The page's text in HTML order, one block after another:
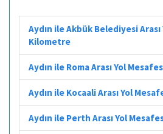
Aydın ile Akbük Belediyesi
Kilometre
Aydın ile Roma Arası Yol
Aydın ile Kocaali Arası Yol
Aydın ile Perth Arası Yol